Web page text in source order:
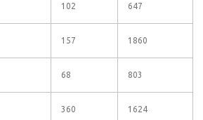
102 647
157 1860
68 803
360 1624